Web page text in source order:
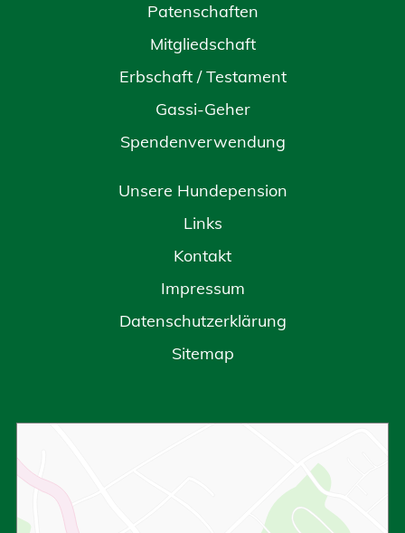
Patenschaften
Mitgliedschaft
Erbschaft / Testament
Gassi-Geher
Spendenverwendung
Unsere Hundepension
Links
Kontakt
Impressum
Datenschutzerklärung
Sitemap